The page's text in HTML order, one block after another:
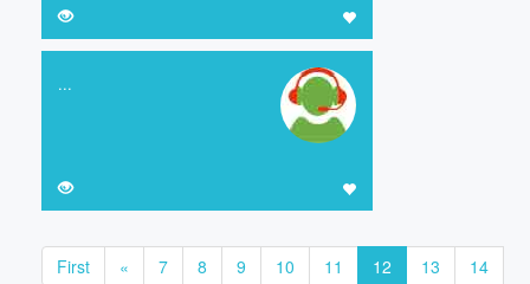
...
First « 7 8 9 10 11 12 13
14